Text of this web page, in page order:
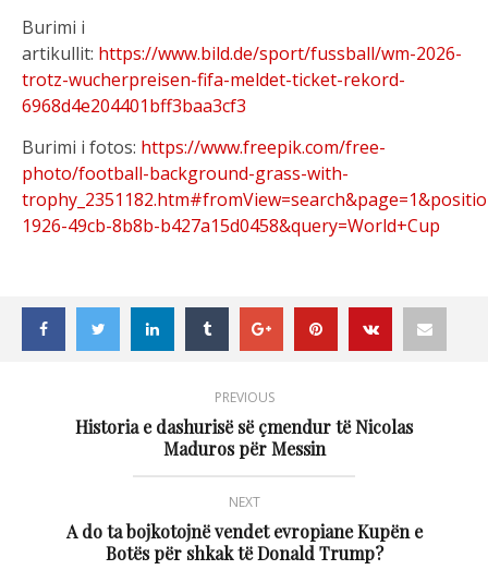
Burimi i
artikullit: https://www.bild.de/sport/fussball/wm-2026-
trotz-wucherpreisen-fifa-meldet-ticket-rekord-
6968d4e204401bff3baa3cf3
Burimi i fotos: https://www.freepik.com/free-
photo/football-background-grass-with-
1926-49cb-8b8b-b427a15d0458&query=World+Cup
PREVIOUS
Historia e dashurisë së çmendur të Nicolas
Maduros për Messin
NEXT
A do ta bojkotojnë vendet evropiane Kupën e
Botës për shkak të Donald Trump?